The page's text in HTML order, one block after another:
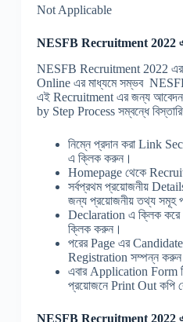
Not Applicable
NESFB Recruitment 2022
NESFB Recruitment 2022
Online এর মাধ্যমে সম্ভব
এই Recruitment এর জন্য আবেদন
by Step Process সম্বন্ধে
নিম্নে প্রদান করা Link
এ ক্লিক করুন।
Homepage থেকে
সর্বপ্রথম প্রয়োজনীয়
জন্য প্রয়োজনীয় তথ্য সমূহ
Declaration এ ক্লিক করে
ক্লিক করুন।
পরের Page এর
Registration সম্পন্ন
এবার Application Form
প্রয়োজনে Print Out কপি
NESFB Recruitment 2022